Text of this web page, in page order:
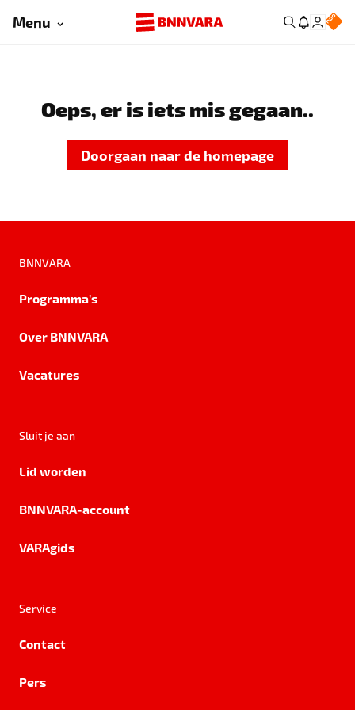
Menu
Oeps, er is iets mis gegaan..
Doorgaan naar de homepage
BNNVARA
Programma's
Over BNNVARA
Vacatures
Sluit je aan
Lid worden
BNNVARA-account
VARAgids
Service
Contact
Pers